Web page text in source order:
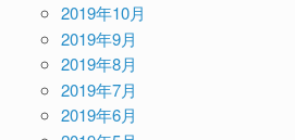
2019年10月
2019年9月
2019年8月
2019年7月
2019年6月